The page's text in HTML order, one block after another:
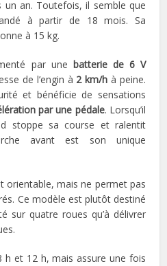
un an. Toutefois, il semble que
à partir de 18 mois. Sa
à 15 kg.
par une batterie de 6 V
de l’engin à 2 km/h à peine.
et bénéficie de sensations
par une pédale. Lorsqu’il
stoppe sa course et ralentit
avant est son unique
orientable, mais ne permet pas
Ce modèle est plutôt destiné
sur quatre roues qu’à délivrer
h et 12 h, mais assure une fois